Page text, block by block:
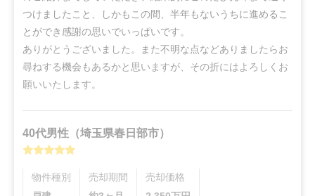
つけましたこと、しかもこの間、半年もないうちに進めるこ
とができ感謝の思いでいっぱいです。
ありがとうございました。また不明な点などありましたらお
尋ねする機会もあるかと思いますが、その折にはよろしくお
願いいたします。
40代男性 （埼玉県春日部市）
物件種別
売却期間
売却価格